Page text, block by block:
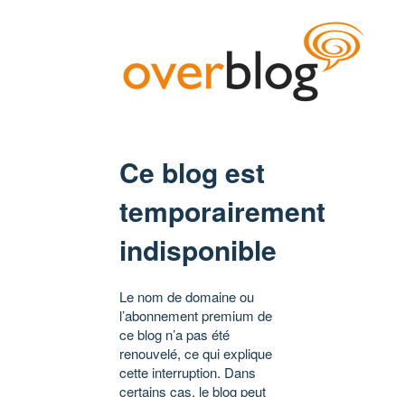
Ce blog est
temporairement
indisponible
Le nom de domaine ou
l’abonnement premium de
ce blog n’a pas été
renouvelé, ce qui explique
cette interruption. Dans
certains cas, le blog peut